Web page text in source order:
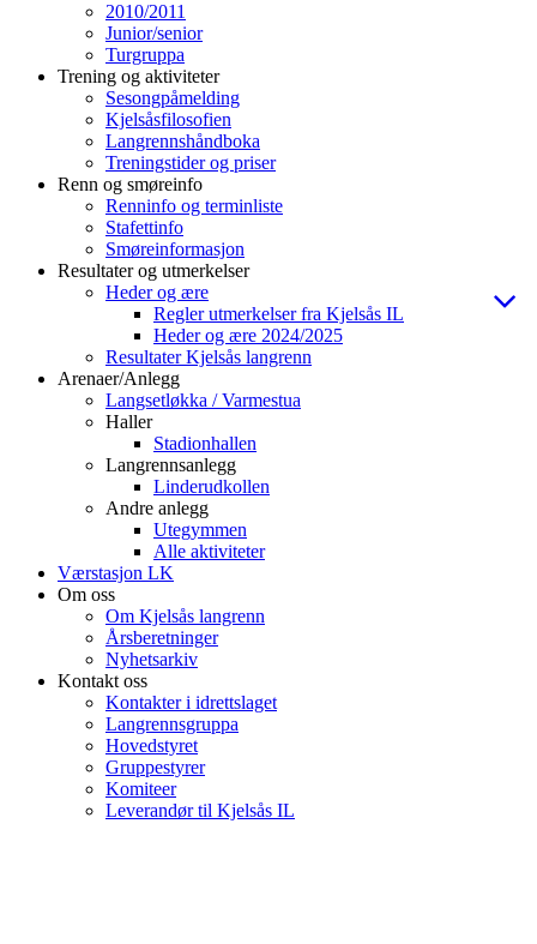
2010/2011
Junior/senior
Turgruppa
Trening og aktiviteter
Sesongpåmelding
Kjelsåsfilosofien
Langrennshåndboka
Treningstider og priser
Renn og smøreinfo
Renninfo og terminliste
Stafettinfo
Smøreinformasjon
Resultater og utmerkelser
Heder og ære
Regler utmerkelser fra Kjelsås IL
Heder og ære 2024/2025
Resultater Kjelsås langrenn
Arenaer/Anlegg
Langsetløkka / Varmestua
Haller
Stadionhallen
Langrennsanlegg
Linderudkollen
Andre anlegg
Utegymmen
Alle aktiviteter
Værstasjon LK
Om oss
Om Kjelsås langrenn
Årsberetninger
Nyhetsarkiv
Kontakt oss
Kontakter i idrettslaget
Langrennsgruppa
Hovedstyret
Gruppestyrer
Komiteer
Leverandør til Kjelsås IL